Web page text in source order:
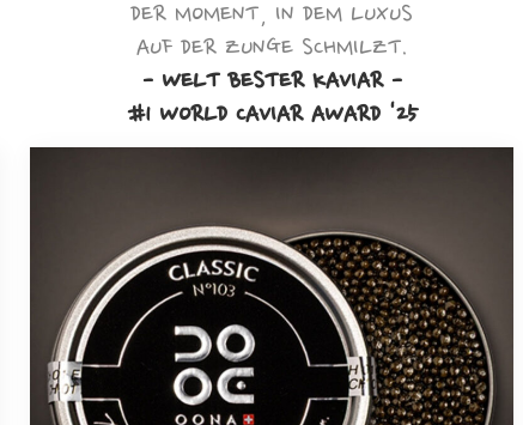
DER MOMENT, IN DEM LUXUS
AUF DER ZUNGE SCHMILZT.
- WELT BESTER KAVIAR -
#1 WORLD CAVIAR AWARD '25